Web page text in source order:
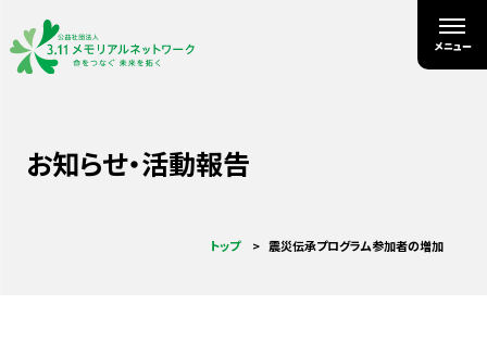
お知らせ・活動報告
トップ 震災伝承プログラム参加者の増加